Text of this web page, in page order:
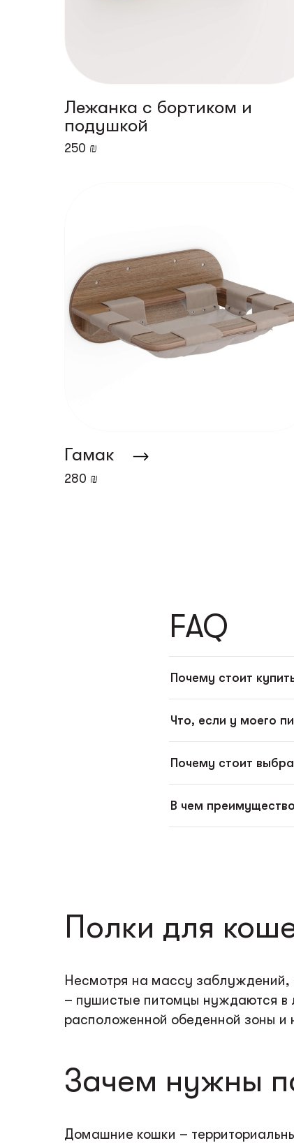
Лежанка с бортиком и
подушкой
250 ₪
Гамак
280 ₪
FAQ
Почему стоит
Что, если у моего
Почему стоит
В чем
Полки для
Несмотря на массу заблуждений,
– пушистые питомцы нуждаются в
расположенной обеденной зоны и
Зачем нужны
Домашние кошки –